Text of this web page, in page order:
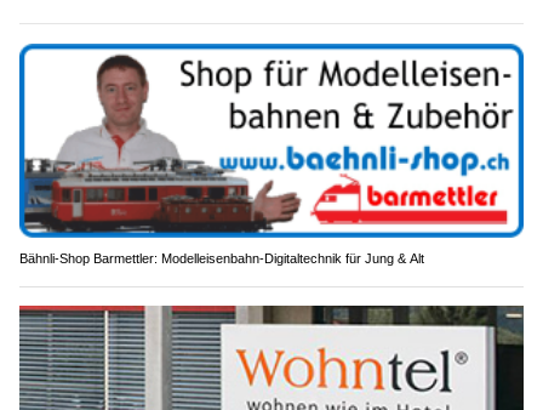
Bähnli-Shop Barmettler: Modelleisenbahn-Digitaltechnik für Jung & Alt